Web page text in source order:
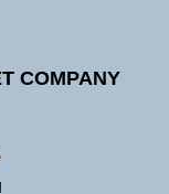
COMPANY